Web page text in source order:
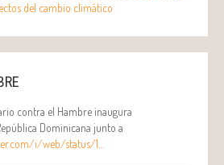
del cambio climático
contra el Hambre inaugura
Dominicana junto a
i/web/status/1…